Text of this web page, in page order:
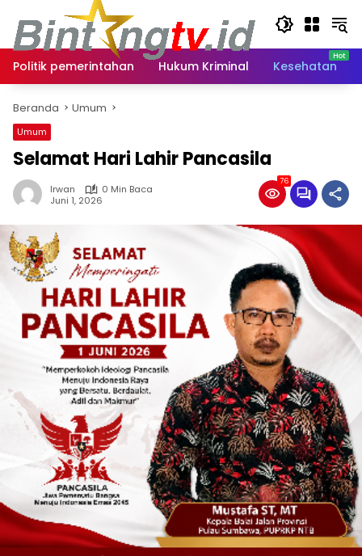
konten
Politik pemerintahan
Hukum Kriminal Kesehatan
Beranda Umum
Umum
Selamat Hari Lahir Pancasila
Irwan
0 Min Baca
Juni 1, 2026
76